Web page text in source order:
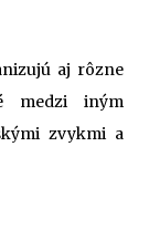
aj rôzne
medzi iným
zvykmi a